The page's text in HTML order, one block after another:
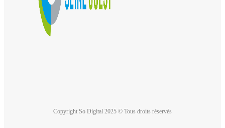
Copyright So Digital 2025 © Tous droits réservés